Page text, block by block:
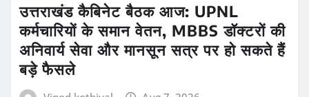
उत्तराखंड कैबिनेट बैठक आज: UPNL
कर्मचारियों के समान वेतन, MBBS डॉक्टरों की
अनिवार्य सेवा और मानसून सत्र पर हो सकते हैं
बड़े फैसले